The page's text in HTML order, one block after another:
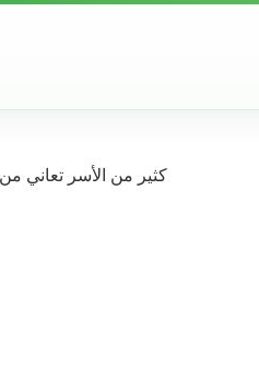
كثير من الأسر تعاني من